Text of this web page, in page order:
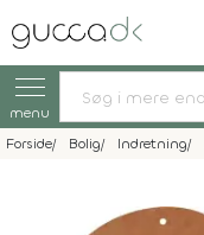
menu
Forside Bolig Indretning